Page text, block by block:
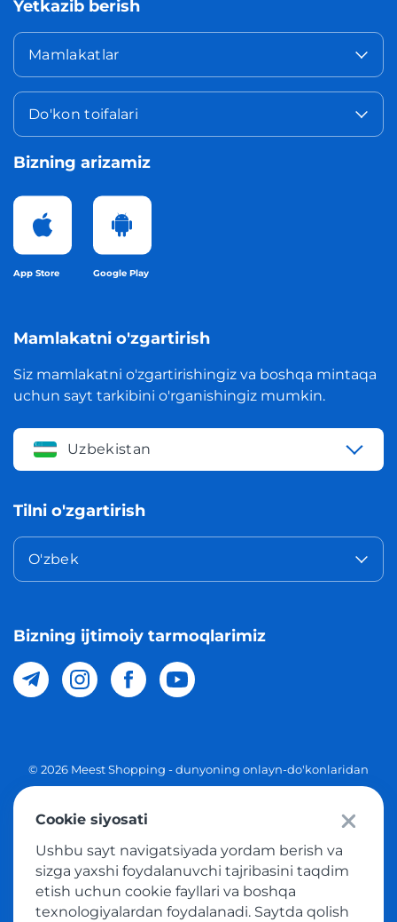
Yetkazib berish
Mamlakatlar
Do'kon toifalari
Bizning arizamiz
App Store Google Play
Mamlakatni o'zgartirish
Siz mamlakatni o'zgartirishingiz va boshqa mintaqa
uchun sayt tarkibini o'rganishingiz mumkin.
Uzbekistan
Tilni o'zgartirish
O'zbek
Bizning ijtimoiy tarmoqlarimiz
© 2026 Meest Shopping - dunyoning onlayn-do'konlaridan
O'zbekistonga xaridlarni yetkazib berish. Barcha huquqlar
Ommaviy taklif
Tovar sotib olish xizmatidan foydalanish shartlari
Cookie siyosati
Ushbu sayt navigatsiyada yordam berish va
sizga yaxshi foydalanuvchi tajribasini taqdim
etish uchun cookie fayllari va boshqa
texnologiyalardan foydalanadi. Saytda qolish